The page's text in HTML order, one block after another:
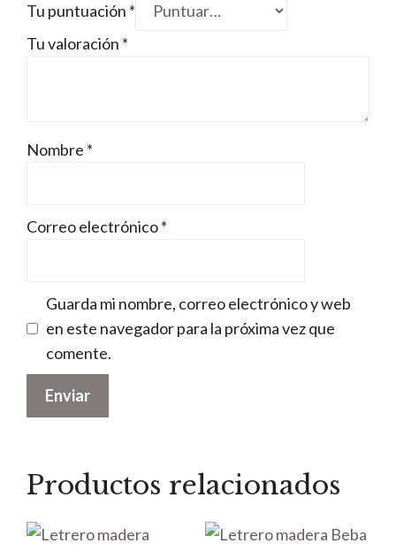
Tu puntuación *
Tu valoración *
Nombre *
Correo electrónico*
Guarda mi nombre, correo electrónico y web
en este navegador para la próxima vez que
comente.
Productos relacionados